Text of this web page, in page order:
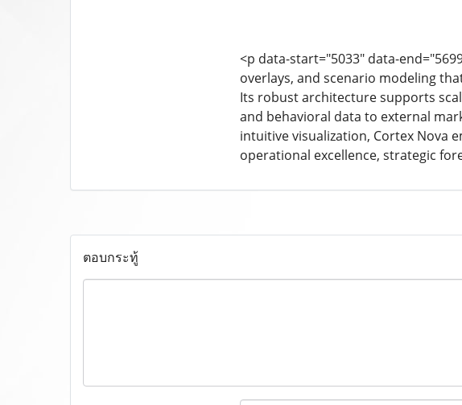
<p data-start="5033" data-
overlays, and scenario modeling
Its robust architecture supports
and behavioral data to external
intuitive visualization, Cortex Nova
operational excellence, strategic
ตอบกระทู้